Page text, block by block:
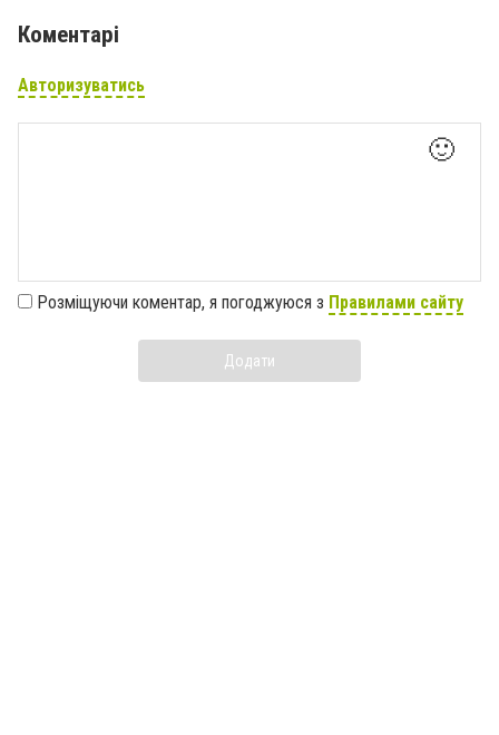
Коментарі
Авторизуватись
🙂
Розміщуючи коментар, я погоджуюся з Правилами сайту
Додати